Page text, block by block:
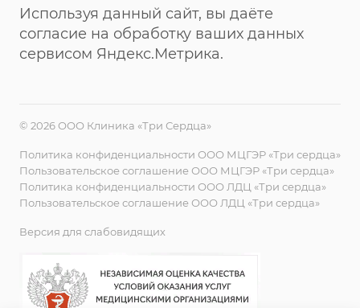
Используя данный сайт, вы даёте
согласие на обработку ваших данных
сервисом Яндекс.Метрика.
© 2026 ООО Клиника «Три Сердца»
Политика конфиденциальности ООО МЦГЭР «Три сердца»
Пользовательское соглашение ООО МЦГЭР «Три сердца»
Политика конфиденциальности ООО ЛДЦ «Три сердца»
Пользовательское соглашение ООО ЛДЦ «Три сердца»
Версия для слабовидящих